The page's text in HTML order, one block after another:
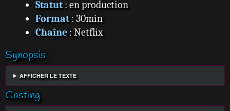
Statut: en production
Format: 30min
Chaîne: Netflix
Synopsis
AFFICHER LE TEXTE
Casting